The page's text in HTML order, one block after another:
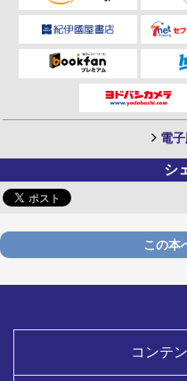
電
シ
この本
コンテ